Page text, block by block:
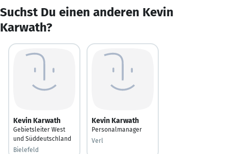
Suchst Du einen anderen Kevin
Karwath?
Kevin Karwath
Gebietsleiter West
und Süddeutschland
Bielefeld
Kevin Karwath
Personalmanager
Verl